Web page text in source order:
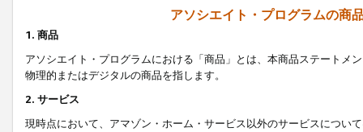
アソシエイト・プログラムの商
1. 商品
アソシエイト・プログラムにおける「商品」とは、本商品ステートメ
物理的またはデジタルの商品を指します。
2. サービス
現時点において、アマゾン・ホーム・サービス以外のサービスについ